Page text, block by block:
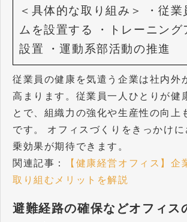
＜具体的な取り組み＞
・従
ムを設置する
・トレーニン
設置
・運動系部活動の推進
従業員の健康を気遣う企業は社内外
高まります。従業員一人ひとりが健
とで、組織力の強化や生産性の向上
です。 オフィスづくりをきっかけに
乗効果が期待できます。
関連記事：
【健康経営オフィス】企
取り組むメリットを解説
避難経路の確保などオフィス